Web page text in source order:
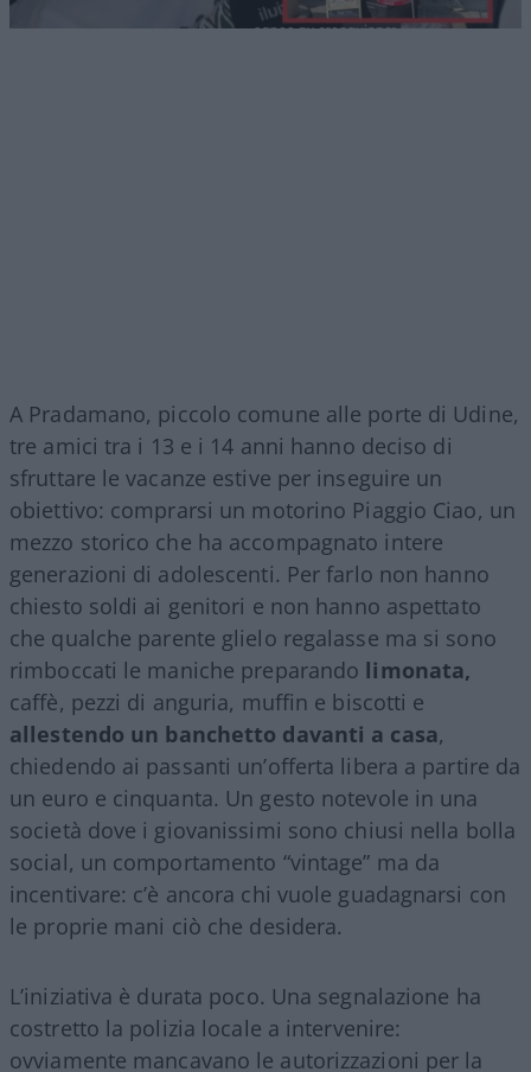
A Pradamano, piccolo comune alle porte di Udine,
tre amici tra i 13 e i 14 anni hanno deciso di
sfruttare le vacanze estive per inseguire un
obiettivo: comprarsi un motorino Piaggio Ciao, un
mezzo storico che ha accompagnato intere
generazioni di adolescenti. Per farlo non hanno
chiesto soldi ai genitori e non hanno aspettato
che qualche parente glielo regalasse ma si sono
rimboccati le maniche preparando limonata,
caffè, pezzi di anguria, muffin e biscotti e
allestendo un banchetto davanti a casa,
chiedendo ai passanti un’offerta libera a partire da
un euro e cinquanta. Un gesto notevole in una
società dove i giovanissimi sono chiusi nella bolla
social, un comportamento “vintage” ma da
incentivare: c’è ancora chi vuole guadagnarsi con
le proprie mani ciò che desidera.
L’iniziativa è durata poco. Una segnalazione ha
costretto la polizia locale a intervenire:
ovviamente mancavano le autorizzazioni per la